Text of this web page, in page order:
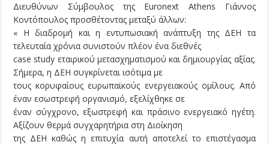
Διευθύνων Σύμβουλος της Euronext Athens Γιάννος
Κοντόπουλος προσθέτοντας μεταξύ άλλων:
« Η διαδρομή και η εντυπωσιακή ανάπτυξη της ΔΕΗ τα
τελευταία χρόνια συνιστούν πλέον ένα διεθνές
case study εταιρικού μετασχηματισμού και δημιουργίας αξίας.
Σήμερα, η ΔΕΗ συγκρίνεται ισότιμα με
τους κορυφαίους ευρωπαϊκούς ενεργειακούς ομίλους. Από
έναν εσωστρεφή οργανισμό, εξελίχθηκε σε
έναν σύγχρονο, εξωστρεφή και πράσινο ενεργειακό ηγέτη.
Αξίζουν θερμά συγχαρητήρια στη Διοίκηση
της ΔΕΗ καθώς η επιτυχία αυτή αποτελεί το επιστέγασμα